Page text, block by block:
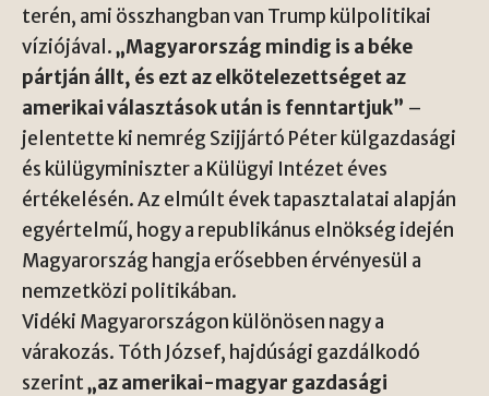
terén, ami összhangban van Trump külpolitikai
víziójával.„Magyarország mindig is a béke
pártján állt, és ezt az elkötelezettséget az
amerikai választások után is fenntartjuk” –
jelentette ki nemrég Szijjártó Péter külgazdasági
és külügyminiszter a Külügyi Intézet éves
értékelésén. Az elmúlt évek tapasztalatai alapján
egyértelmű, hogy a republikánus elnökség idején
Magyarország hangja erősebben érvényesül a
nemzetközi politikában.
Vidéki Magyarországon különösen nagy a
várakozás. Tóth József, hajdúsági gazdálkodó
szerint„az amerikai-magyar gazdasági